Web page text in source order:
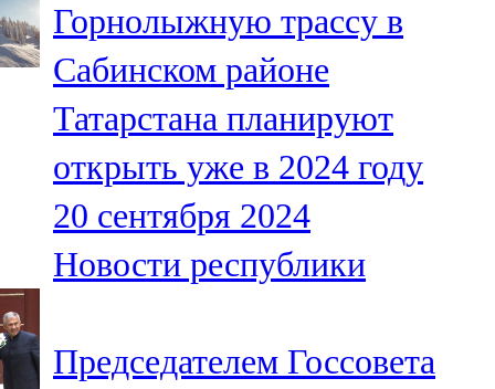
Горнолыжную трассу в
Сабинском районе
Татарстана планируют
открыть уже в 2024 году
20 сентября 2024
Новости республики
Председателем Госсовета